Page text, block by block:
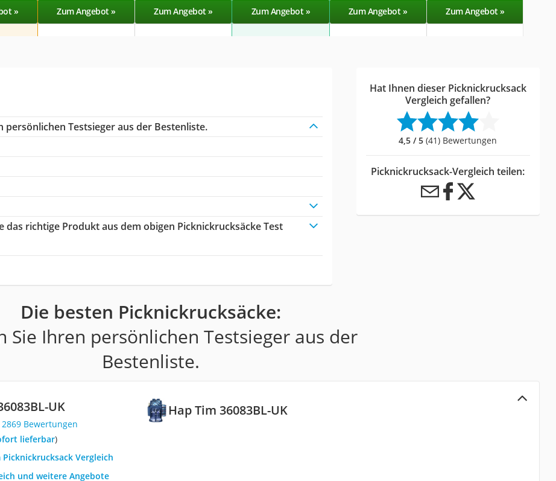
» Zum Angebot » Zum Angebot » Zum Angebot » Zum Angebot » Zum Angebot »
persönlichen Testsieger aus der Bestenliste.
das richtige Produkt aus dem obigen Picknickrucksäcke Test
Hat Ihnen dieser Picknickrucksack
Vergleich gefallen?
4,5 / 5 (41) Bewertungen
Picknickrucksack-Vergleich teilen:
Die besten Picknickrucksäcke:
Sie Ihren persönlichen Testsieger aus der
Bestenliste.
Hap Tim ‎36083BL-UK
UK
2869 Bewertungen
lieferbar)
Picknickrucksack Vergleich
und weitere Angebote